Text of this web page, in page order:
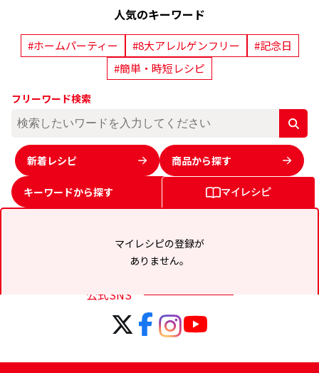
人気のキーワード
#ホームパーティー #8大アレルゲンフリー
#記念日
#簡単・時短レシピ
フリーワード検索
新着レシピ
キーワードから探す
商品から探す
マイレシピ
マイレシピの登録が
ありません。
公式SNS